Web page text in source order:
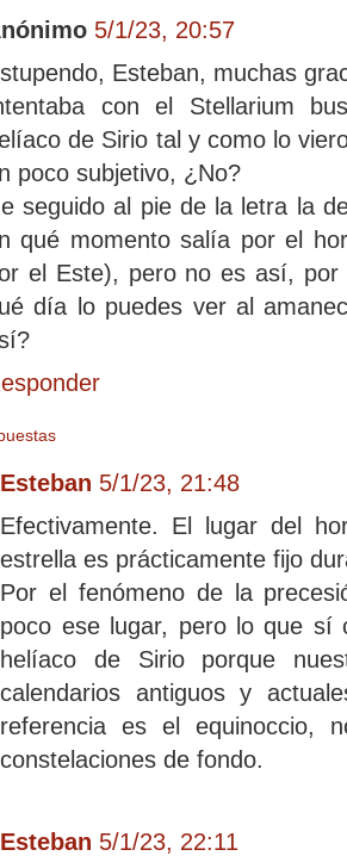
5/1/23, 20:57
Esteban, muchas
con el Stellarium
de Sirio tal y como lo
poco subjetivo, ¿No?
seguido al pie de la letra la
qué momento salía por el
el Este), pero no es así,
día lo puedes ver al
Esteban 5/1/23, 21:48
Efectivamente. El lugar del
estrella es prácticamente fijo
Por el fenómeno de la
poco ese lugar, pero lo que
helíaco de Sirio porque
calendarios antiguos y
referencia es el equinoccio,
constelaciones de fondo.
Esteban 5/1/23, 22:11